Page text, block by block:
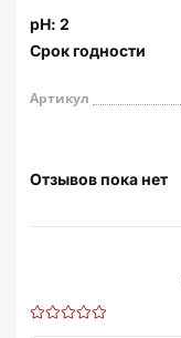
рН: 2
Срок годности
Артикул
Отзывов пока нет